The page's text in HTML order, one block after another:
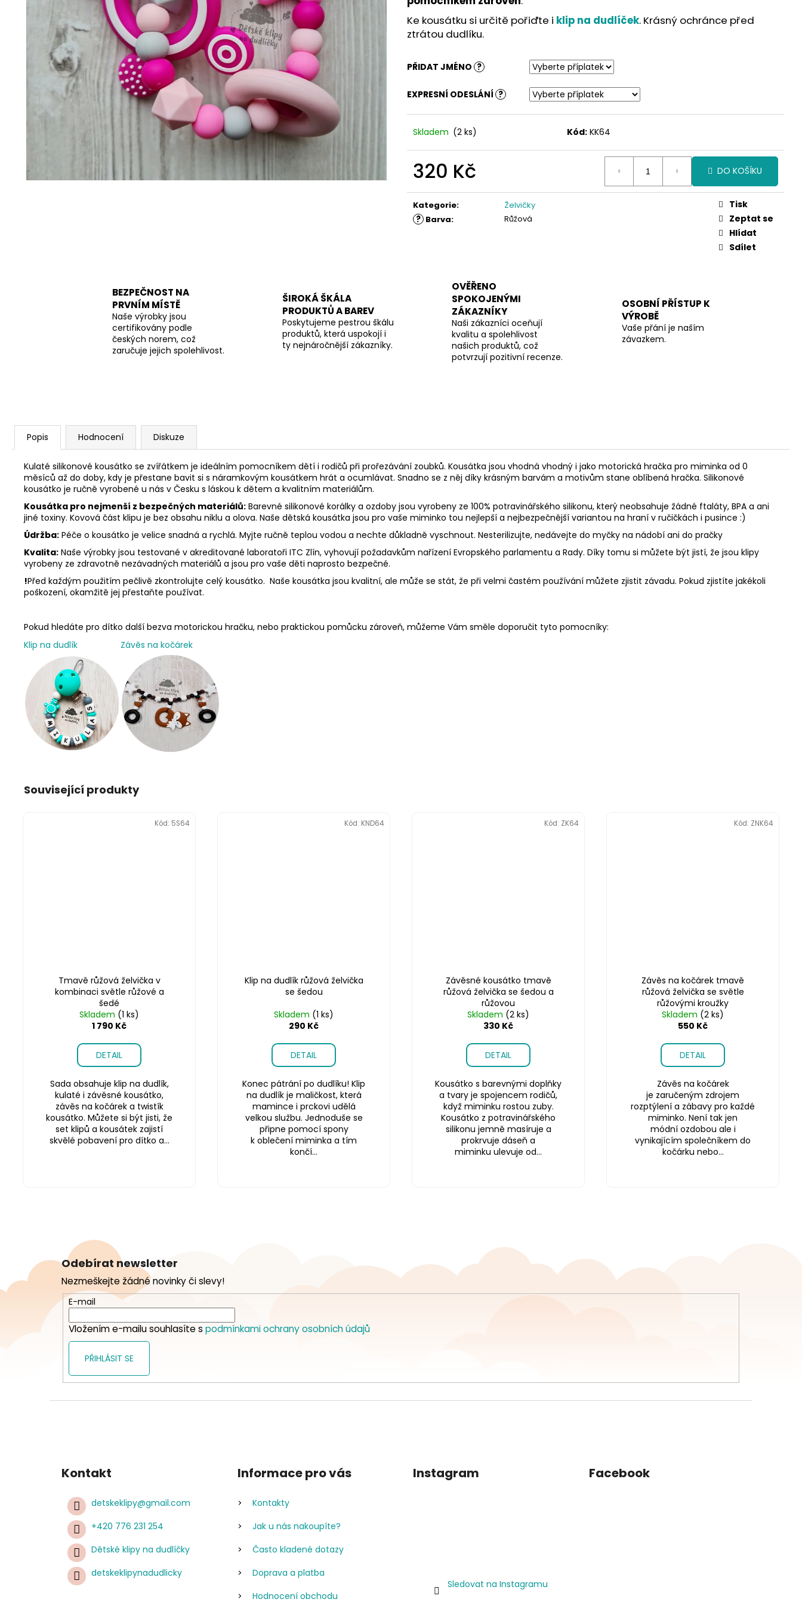
Ke kousátku si určitě pořiďte i klip na dudlíček. Krásný ochránce před
ztrátou dudlíku.
PŘIDAT JMÉNO ?
EXPRESNÍ ODESLÁNÍ ?
Skladem (2 ks) Kód: KK64
320 Kč
cena:
DO KOŠÍKU
Kategorie: Želvičky
? Barva: Růžová
Tisk
Zeptat se
Hlídat
Sdílet
BEZPEČNOST NA
PRVNÍM MÍSTĚ
Naše výrobky jsou
certifikovány podle
českých norem, což
zaručuje jejich spolehlivost.
ŠIROKÁ ŠKÁLA
PRODUKTŮ A BAREV
Poskytujeme pestrou škálu
produktů, která uspokojí i
ty nejnáročnější zákazníky.
OVĚŘENO
SPOKOJENÝMI
ZÁKAZNÍKY
Naši zákazníci oceňují
kvalitu a spolehlivost
našich produktů, což
potvrzují pozitivní recenze.
OSOBNÍ PŘÍSTUP K
VÝROBĚ
Vaše přání je naším
závazkem.
Popis Hodnocení Diskuze
Kulaté silikonové kousátko se zvířátkem je ideálním pomocníkem dětí i rodičů při prořezávání zoubků. Kousátka jsou vhodná vhodný i jako motorická hračka pro miminka od 0
měsíců až do doby, kdy je přestane bavit si s náramkovým kousátkem hrát a ocumlávat. Snadno se z něj díky krásným barvám a motivům stane oblíbená hračka. Silikonové
kousátko je ručně vyrobené u nás v Česku s láskou k dětem a kvalitním materiálům.
Kousátka pro nejmenší z bezpečných materiálů: Barevné silikonové korálky a ozdoby jsou vyrobeny ze 100% potravinářského silikonu, který neobsahuje žádné ftaláty, BPA a ani
jiné toxiny. Kovová část klipu je bez obsahu niklu a olova. Naše dětská kousátka jsou pro vaše miminko tou nejlepší a nejbezpečnější variantou na hraní v ručičkách i pusince :)
Údržba: Péče o kousátko je velice snadná a rychlá. Myjte ručně teplou vodou a nechte důkladně vyschnout. Nesterilizujte, nedávejte do myčky na nádobí ani do pračky
Kvalita: Naše výrobky jsou testované v akreditované laboratoři ITC Zlín, vyhovují požadavkům nařízení Evropského parlamentu a Rady. Díky tomu si můžete být jistí, že jsou klipy
vyrobeny ze zdravotně nezávadných materiálů a jsou pro vaše děti naprosto bezpečné.
!Před každým použitím pečlivě zkontrolujte celý kousátko. Naše kousátka jsou kvalitní, ale může se stát, že při velmi častém používání můžete zjistit závadu. Pokud zjistíte jakékoli
poškození, okamžitě jej přestaňte používat.
Pokud hledáte pro dítko další bezva motorickou hračku, nebo praktickou pomůcku zároveň, můžeme Vám směle doporučit tyto pomocníky:
Klip na dudlík
Závěs na kočárek
Související produkty
Tmavě růžová želvička v
kombinaci světle růžové a
šedé
Skladem (1 ks)
1 790 Kč
DETAIL
Sada obsahuje klip na dudlík,
kulaté i závěsné kousátko,
závěs na kočárek a twistík
kousátko. Můžete si být jisti, že
set klipů a kousátek zajistí
skvělé pobavení pro dítko a...
Kód: 5S64
Klip na dudlík růžová želvička
se šedou
Skladem (1 ks)
290 Kč
DETAIL
Konec pátrání po dudlíku! Klip
na dudlík je maličkost, která
mamince i prckovi udělá
velkou službu. Jednoduše se
připne pomocí spony
k oblečení miminka a tím
končí...
Kód: KND64
Závěsné kousátko tmavě
růžová želvička se šedou a
růžovou
Skladem (2 ks)
330 Kč
DETAIL
Kousátko s barevnými doplňky
a tvary je spojencem rodičů,
když miminku rostou zuby.
Kousátko z potravinářského
silikonu jemně masíruje a
prokrvuje dáseň a
miminku ulevuje od...
Kód: ZK64
Závěs na kočárek tmavě
růžová želvička se světle
růžovými kroužky
Skladem (2 ks)
550 Kč
DETAIL
Závěs na kočárek
je zaručeným zdrojem
rozptýlení a zábavy pro každé
miminko. Není tak jen
módní ozdobou ale i
vynikajícím společníkem do
kočárku nebo...
Kód: ZNK64
a
Odebírat newsletter
Nezmeškejte žádné novinky či slevy!
E-mail
Vložením e-mailu souhlasíte s podmínkami ochrany osobních údajů
PŘIHLÁSIT SE
Kontakt
detskeklipy@gmail.com
+420 776 231 254
Dětské klipy na dudlíčky
detskeklipynadudlicky
Informace pro vás
Kontakty
Jak u nás nakoupíte?
Často kladené dotazy
Doprava a platba
Hodnocení obchodu
Instagram
Sledovat na Instagramu
Facebook